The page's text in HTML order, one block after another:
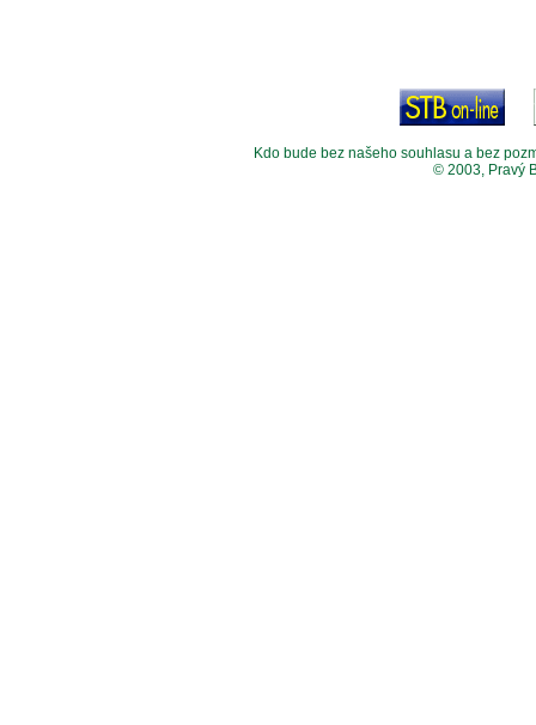
Kdo bude bez našeho souhlasu a bez
© 2003, Pravý